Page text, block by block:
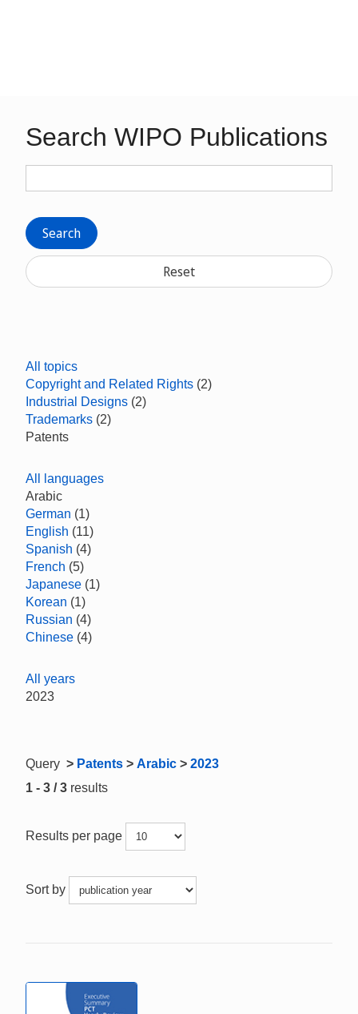
Search WIPO Publications
Search
Reset
All topics
Copyright and Related Rights (2)
Industrial Designs (2)
Trademarks (2)
Patents
All languages
Arabic
German (1)
English (11)
Spanish (4)
French (5)
Japanese (1)
Korean (1)
Russian (4)
Chinese (4)
All years
2023
Query > Patents > Arabic > 2023
1 - 3 / 3 results
Results per page
Sort by